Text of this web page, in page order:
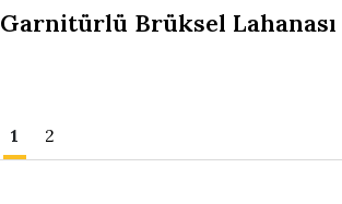
Garnitürlü Brüksel Lahanası
1 2